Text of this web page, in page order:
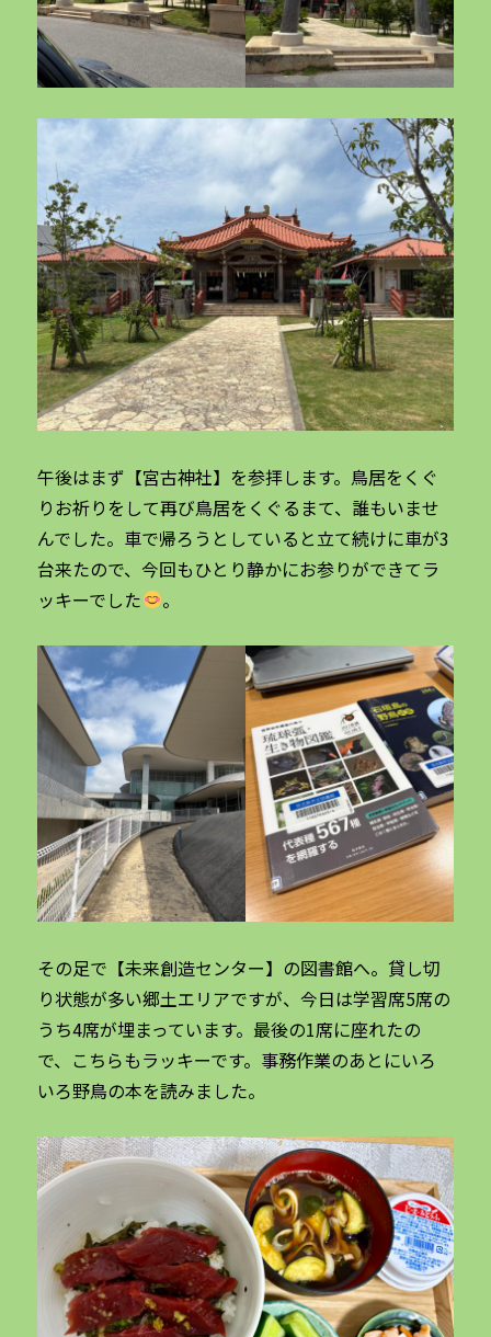
午後はまず【宮古神社】を参拝します。鳥居をくぐ
りお祈りをして再び鳥居をくぐるまて、誰もいませ
んでした。車で帰ろうとしていると立て続けに車が3
台来たので、今回もひとり静かにお参りができてラ
ッキーでした
。
その足で【未来創造センター】の図書館へ。貸し切
り状態が多い郷土エリアですが、今日は学習席5席の
うち4席が埋まっています。最後の1席に座れたの
で、こちらもラッキーです。事務作業のあとにいろ
いろ野鳥の本を読みました。